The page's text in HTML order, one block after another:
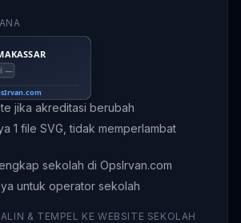
jika akreditasi berubah
1 file SVG, tidak memperlambat
sekolah di OpsIrvan.com
untuk operator sekolah
& TEMPEL KE WEBSITE SEKOLAH